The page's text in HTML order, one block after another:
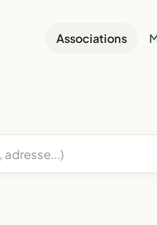
Associations